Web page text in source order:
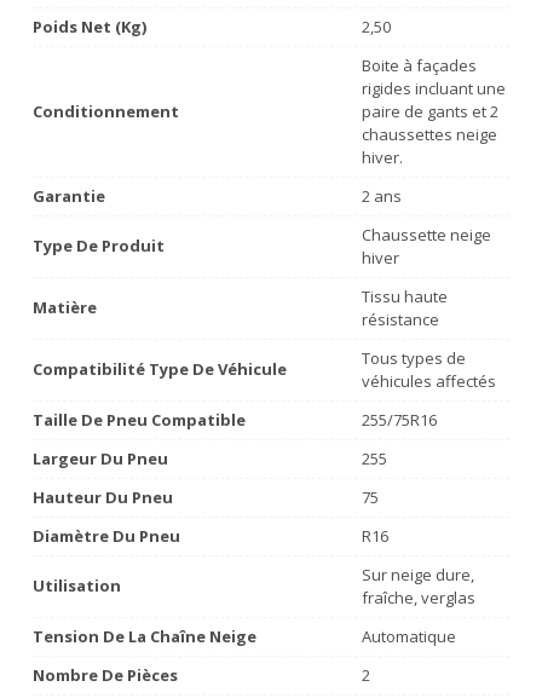
Poids Net (Kg)
2,50
Conditionnement
Boite à façades
rigides incluant une
paire de gants et 2
chaussettes neige
hiver.
Garantie
2 ans
Type De Produit
Chaussette neige
hiver
Matière
Tissu haute
résistance
Compatibilité Type De Véhicule
Tous types de
véhicules affectés
Taille De Pneu Compatible
255/75R16
Largeur Du Pneu
255
Hauteur Du Pneu
75
Diamètre Du Pneu
R16
Utilisation
Sur neige dure,
fraîche, verglas
Tension De La Chaîne Neige
Automatique
Nombre De Pièces
2